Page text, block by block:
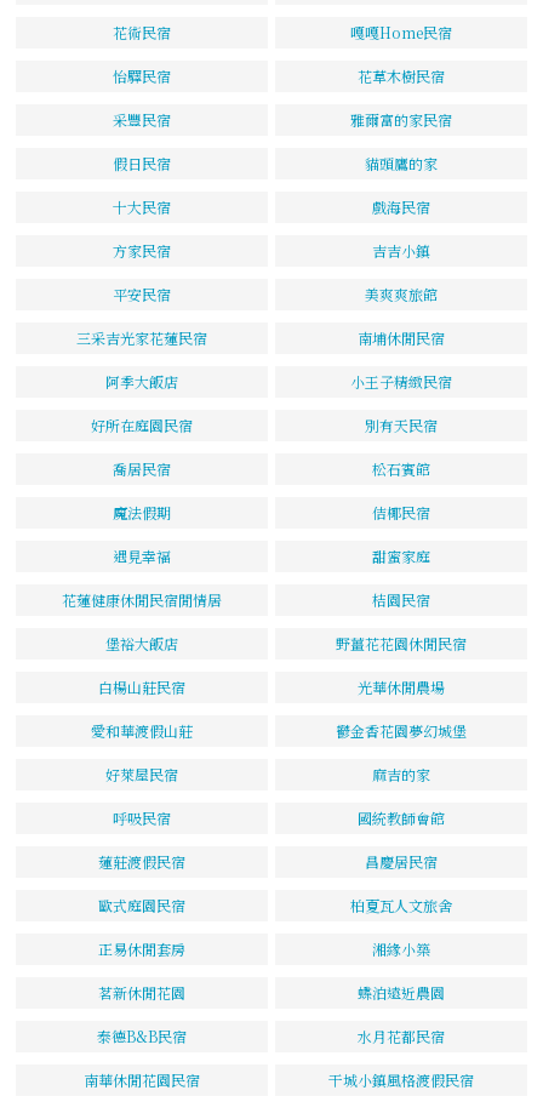
花術民宿 嘎嘎Home民宿
怡驛民宿 花草木樹民宿
采豐民宿 雅爾富的家民宿
假日民宿 貓頭鷹的家
十大民宿 戲海民宿
方家民宿 吉吉小鎮
平安民宿 美爽爽旅館
三采吉光家花蓮民宿 南埔休閒民宿
阿季大飯店 小王子精緻民宿
好所在庭園民宿 別有天民宿
喬居民宿 松石賓館
魔法假期 佶椰民宿
遇見幸福 甜蜜家庭
花蓮健康休閒民宿閒情居 桔園民宿
堡裕大飯店 野薑花花園休閒民宿
白楊山莊民宿 光華休閒農場
愛和華渡假山莊 鬱金香花園夢幻城堡
好萊屋民宿 麻吉的家
呼吸民宿 國統教師會館
蓮莊渡假民宿 昌慶居民宿
歐式庭園民宿 柏夏瓦人文旅舍
正易休閒套房 湘緣小築
茗新休閒花園 蝶泊遠近農園
泰德B&B民宿 水月花都民宿
南華休閒花園民宿 干城小鎮風格渡假民宿